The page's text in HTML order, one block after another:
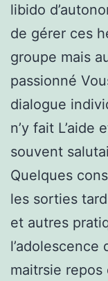
libido
de gérer ces
groupe mais
passionné
dialogue
n’y fait L’aide
souvent
Quelques
les sorties
et autres
maitrsie repos